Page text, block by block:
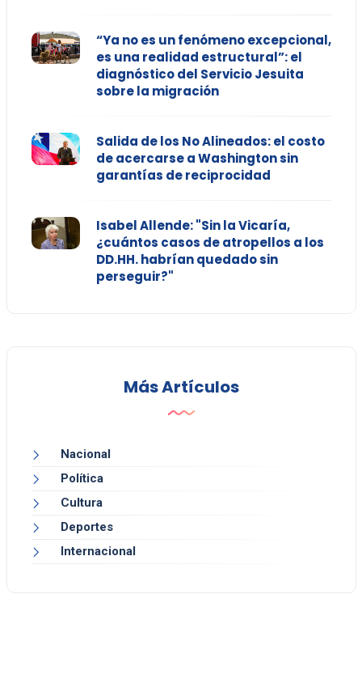
“Ya no es un fenómeno excepcional,
es una realidad estructural”: el
diagnóstico del Servicio Jesuita
sobre la migración
Salida de los No Alineados: el costo
de acercarse a Washington sin
garantías de reciprocidad
Isabel Allende: "Sin la Vicaría,
¿cuántos casos de atropellos a los
DD.HH. habrían quedado sin
perseguir?"
Más Artículos
Nacional
Política
Cultura
Deportes
Internacional